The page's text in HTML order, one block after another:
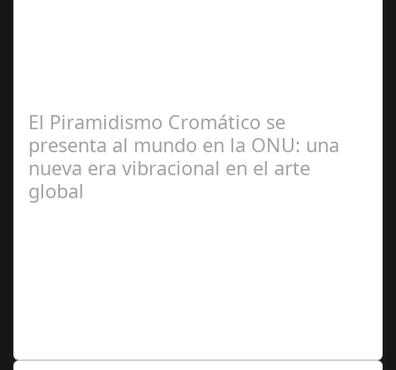
El Piramidismo Cromático se
presenta al mundo en la ONU: una
nueva era vibracional en el arte
global